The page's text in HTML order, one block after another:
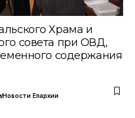
Храма и
совета при ОВД,
содержания
Новости Епархии